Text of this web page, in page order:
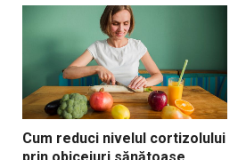
Cum reduci nivelul cortizolului